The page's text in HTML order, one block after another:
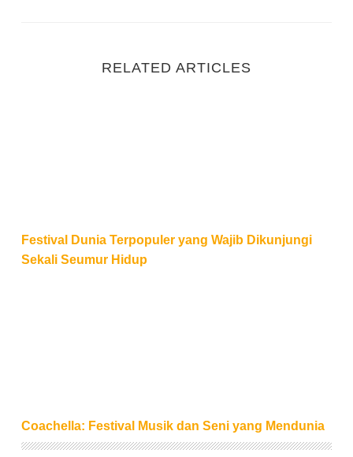
RELATED ARTICLES
Festival Dunia Terpopuler yang Wajib Dikunjungi
Sekali Seumur Hidup
Coachella: Festival Musik dan Seni yang Mendunia